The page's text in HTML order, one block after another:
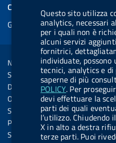
Questo sito utilizza
analytics, necessari
per i quali non è
alcuni servizi
fornitrici,
individuate, possono
tecnici, analytics e di
saperne di più
POLICY. Per
devi effettuare la
parti dei quali
l’utilizzo.
X in alto a destra
terze parti. Puoi
l
.
b
u
t
t
o
n
.
i
s
k
y
u
b
e
l
.
b
u
t
t
o
n
.
s
COOKIES
Gestione cookie
Sezione Link Utili
Note legali
Social Media Policy
Dichiarazione di accessibilità
Obiettivi di accessibilità
Statistiche sito
Privacy
Servizi Online